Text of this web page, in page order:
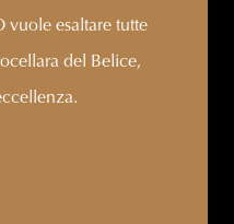
vuole esaltare tutte
del Belice,